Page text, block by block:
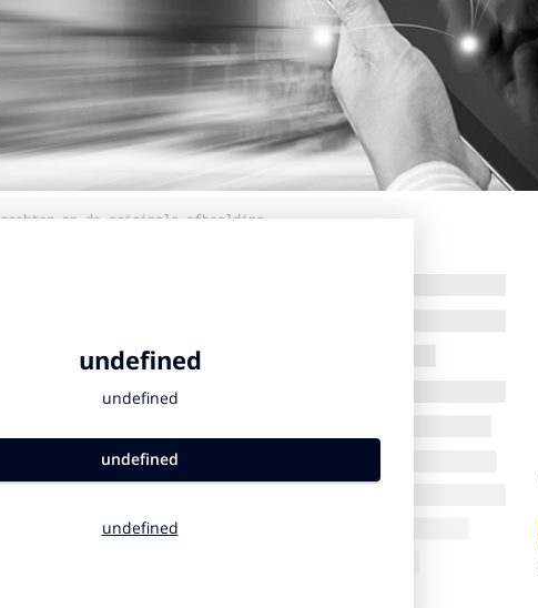
rechten op de originele afbeelding